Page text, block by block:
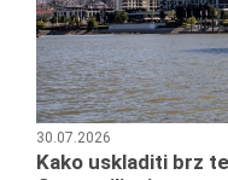
30.07.2026
Kako uskladiti brz